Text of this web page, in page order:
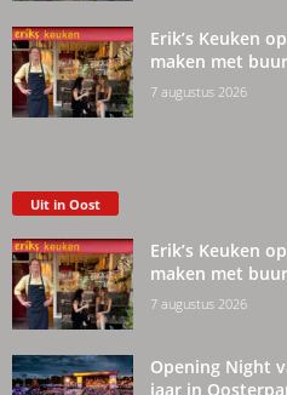
Erik’s Keuken
maken met
7 augustus 2026
Uit in Oost
Erik’s Keuken
maken met
7 augustus 2026
Opening Night
jaar in